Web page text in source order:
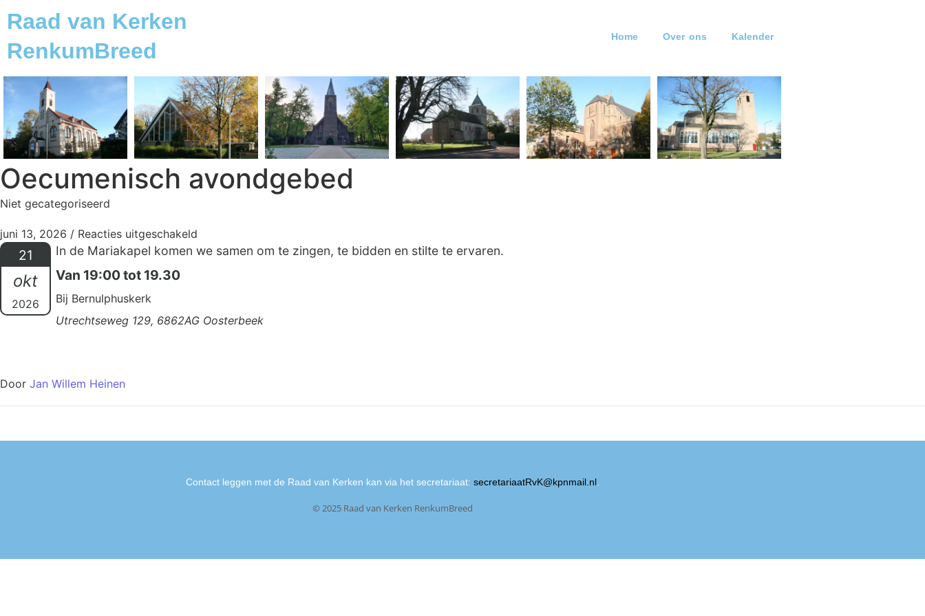
Raad van Kerken
RenkumBreed
Home Over ons Kalender
Oecumenisch avondgebed
Niet gecategoriseerd
juni 13, 2026 / Reacties uitgeschakeld
21
okt
2026
In de Mariakapel komen we samen om te zingen, te bidden en stilte te ervaren.
Van 19:00 tot 19.30
Bij Bernulphuskerk
Utrechtseweg 129, 6862AG Oosterbeek
Door Jan Willem Heinen
Contact leggen met de Raad van Kerken kan via het secretariaat: secretariaatRvK@kpnmail.nl.
© 2025 Raad van Kerken RenkumBreed